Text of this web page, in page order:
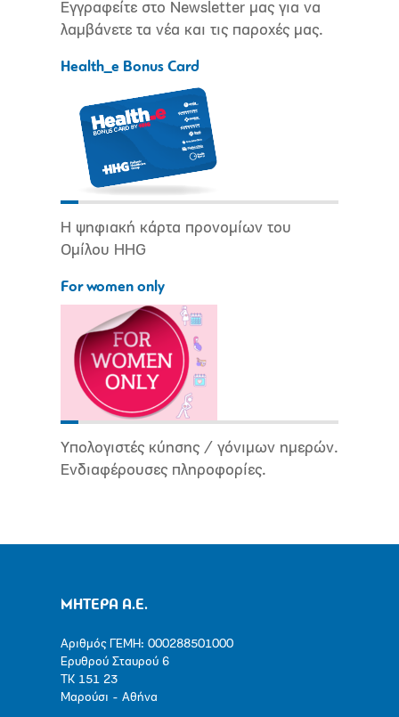
Εγγραφείτε στο Newsletter μας για να
λαμβάνετε τα νέα και τις παροχές μας.
Health_e Bonus Card
Η ψηφιακή κάρτα προνομίων του
Ομίλου HHG
For women only
Υπολογιστές κύησης / γόνιμων ημερών.
Ενδιαφέρουσες πληροφορίες.
ΜΗΤΕΡΑ Α.Ε.
Αριθμός ΓΕΜΗ: 000288501000
Ερυθρού Σταυρού 6
ΤΚ 151 23
Μαρούσι - Αθήνα